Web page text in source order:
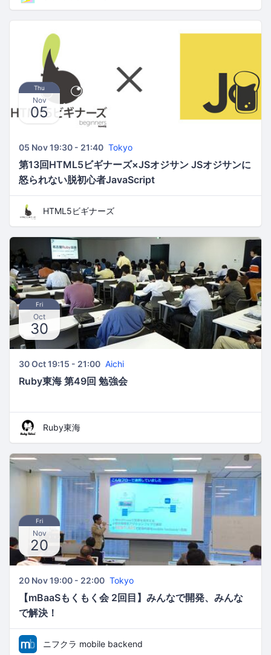
Thu
Nov
05
05 Nov 19:30 - 21:40 Tokyo
第13回HTML5ビギナーズ×JSオジサン JSオジサンに
怒られない脱初心者JavaScript
HTML5ビギナーズ
Fri
Oct
30
30 Oct 19:15 - 21:00 Aichi
Ruby東海 第49回 勉強会
Ruby東海
Fri
Nov
20
20 Nov 19:00 - 22:00 Tokyo
【mBaaSもくもく会 2回目】みんなで開発、みんな
で解決！
ニフクラ mobile backend